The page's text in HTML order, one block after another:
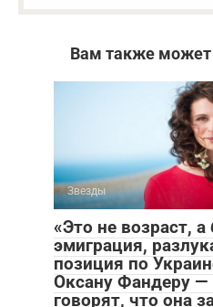
Вам также может
Звезды
«Это не возраст, а
эмиграция,
позиция по
Оксану Фандеру —
говорят, что она